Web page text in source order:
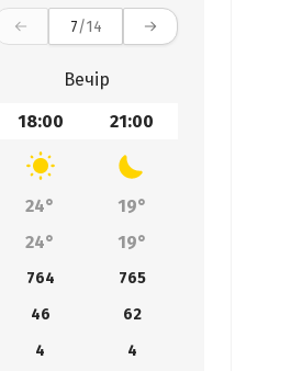
7/14
Вечір
18:00 21:00
24°
19°
24° 19°
764
765
46
62
4
4